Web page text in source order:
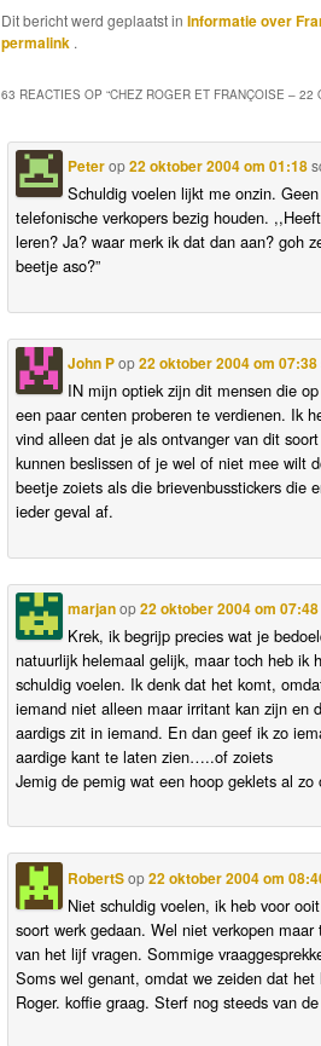
Dit bericht werd geplaatst inInformatie over
permalink .
63 REACTIES OP “CHEZ ROGER ET FRANÇOISE – 22
Peterop22 oktober 2004 om 01:18
Schuldig voelen lijkt me onzin.
telefonische verkopers bezig houden.
leren? Ja? waar merk ik dat dan aan? goh
beetje aso?”
John Pop22 oktober 2004 om 07:38
IN mijn optiek zijn dit mensen die
een paar centen proberen te verdienen. Ik
vind alleen dat je als ontvanger van dit
kunnen beslissen of je wel of niet mee wilt
beetje zoiets als die brievenbusstickers die
ieder geval af.
marjanop22 oktober 2004 om 07:48
Krek, ik begrijp precies wat je
natuurlijk helemaal gelijk, maar toch heb ik
schuldig voelen. Ik denk dat het komt,
iemand niet alleen maar irritant kan zijn en
aardigs zit in iemand. En dan geef ik zo
aardige kant te laten zien…..of zoiets
Jemig de pemig wat een hoop geklets al zo
RobertSop22 oktober 2004 om
Niet schuldig voelen, ik heb voor
soort werk gedaan. Wel niet verkopen
van het lijf vragen. Sommige
Soms wel genant, omdat we zeiden dat
Roger. koffie graag. Sterf nog steeds van